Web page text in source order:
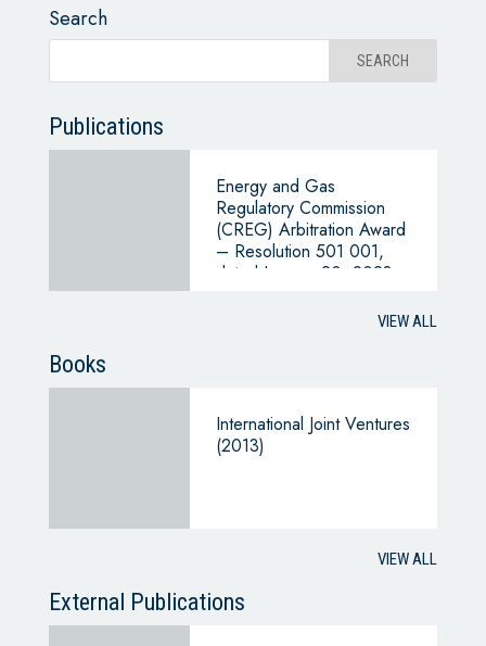
Search
Publications
Energy and Gas
Regulatory Commission
(CREG) Arbitration Award
– Resolution 501 001,
dated January 20, 2023
VIEW ALL
Books
International Joint Ventures
(2013)
VIEW ALL
External Publications